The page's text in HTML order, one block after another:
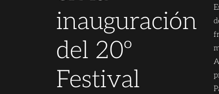
inauguración
del 20º
Festival